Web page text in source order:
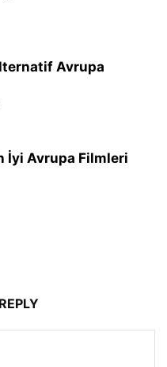
Avrupa
İyi Avrupa Filmleri